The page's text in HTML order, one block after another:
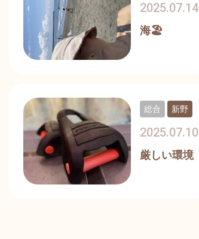
海🏖️
2025.07.14
厳しい環境
2025.07.10
総合 新野